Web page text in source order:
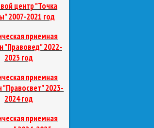
центр "Точка
2007-2021 год
приемная
"Правовед"2022-
2023 год
приемная
"Правосвет"2023-
2024 год
приемная